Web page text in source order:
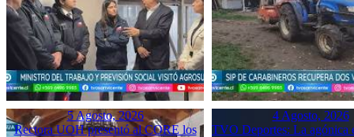
5 Agosto, 2026
Rectora UOH presentó al CORE los
4 Agosto, 2026
TVO Deportes: La agónica